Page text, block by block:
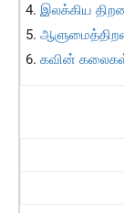
இலக்கிய
கவின்